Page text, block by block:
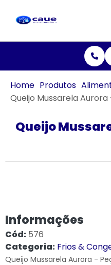
Home Produtos
Queijo Mussarela Aurora
Queijo
Informações
Cód: 576
Categoria: Frios &
Queijo Mussarela Aurora -